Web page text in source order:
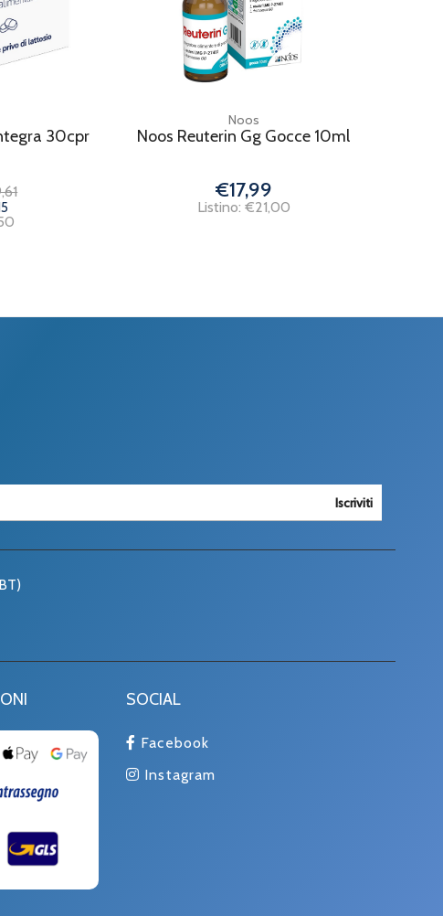
30cpr
Noos
Noos Reuterin Gg Gocce 10ml
€17,99
Listino: €21,00
Iscriviti
SOCIAL
Facebook
Instagram